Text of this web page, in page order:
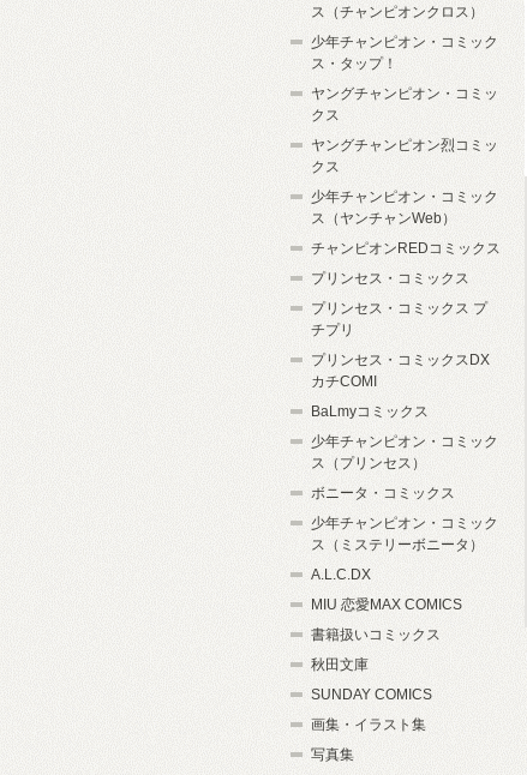
ス（チャンピオンクロス）
少年チャンピオン・コミック
ス・タップ！
ヤングチャンピオン・コミッ
クス
ヤングチャンピオン烈コミッ
クス
少年チャンピオン・コミック
ス（ヤンチャンWeb）
チャンピオンREDコミックス
プリンセス・コミックス
プリンセス・コミックス プ
チプリ
プリンセス・コミックスDX
カチCOMI
BaLmyコミックス
少年チャンピオン・コミック
ス（プリンセス）
ボニータ・コミックス
少年チャンピオン・コミック
ス（ミステリーボニータ）
A.L.C.DX
MIU 恋愛MAX COMICS
書籍扱いコミックス
秋田文庫
SUNDAY COMICS
画集・イラスト集
写真集